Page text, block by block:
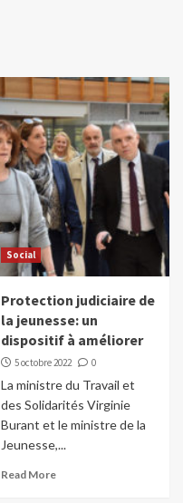
Social
Protection judiciaire de
la jeunesse: un
dispositif à améliorer
5 octobre 2022 0
La ministre du Travail et
des Solidarités Virginie
Burant et le ministre de la
Jeunesse,...
Read More